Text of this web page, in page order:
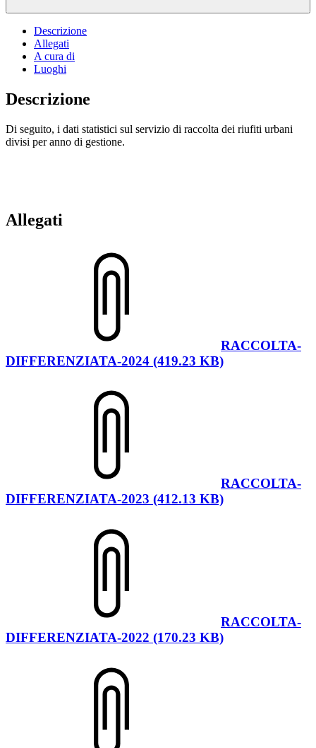
Descrizione
Allegati
A cura di
Luoghi
Descrizione
Di seguito, i dati statistici sul servizio di raccolta dei riufiti urbani
divisi per anno di gestione.
Allegati
RACCOLTA-
DIFFERENZIATA-2024 (419.23 KB)
RACCOLTA-
DIFFERENZIATA-2023 (412.13 KB)
RACCOLTA-
DIFFERENZIATA-2022 (170.23 KB)